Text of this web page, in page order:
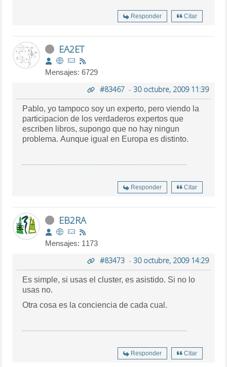
Responder Citar
EA2ET
Mensajes: 6729
#83467- 30 octubre, 2009 11:39
Pablo, yo tampoco soy un experto, pero viendo la
participacion de los verdaderos expertos que
escriben libros, supongo que no hay ningun
problema. Aunque igual en Europa es distinto.
Responder Citar
EB2RA
Mensajes: 1173
#83473- 30 octubre, 2009 14:29
Es simple, si usas el cluster, es asistido. Si no lo
usas no.
Otra cosa es la conciencia de cada cual.
Responder Citar